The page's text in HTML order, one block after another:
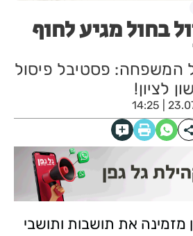
בחול מגיע לחוף
המשפחה: פסטיבל פיסול
לציון!
מזמינה את תושבות ותושבי